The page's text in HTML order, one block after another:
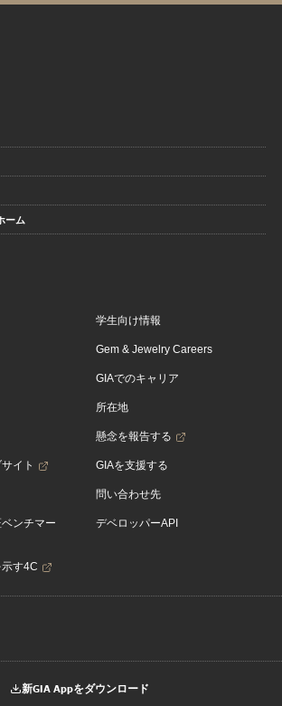
ーム
イト
ンチマー
す4C
学生向け情報
Gem & Jewelry Careers
GIAでのキャリア
所在地
懸念を報告する
GIAを支援する
問い合わせ先
デベロッパーAPI
新GIA Appをダウンロード